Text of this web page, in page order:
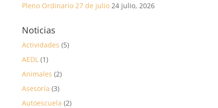
Pleno Ordinario 27 de julio 24 julio, 2026
Noticias
Actividades (5)
AEDL(1)
Animales (2)
Asesoría (3)
Autoescuela (2)